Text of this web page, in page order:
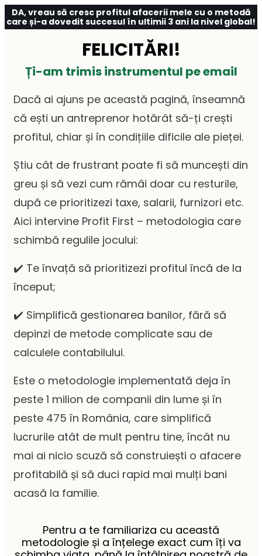
DA, vreau să cresc profitul afacerii mele cu o metodă
care și-a dovedit succesul în ultimii 3 ani la nivel global!
FELICITĂRI!
Ți-am trimis instrumentul pe email
Dacă ai ajuns pe această pagină, înseamnă
că ești un antreprenor hotărât să-ți crești
profitul, chiar și în condițiile dificile ale pieței.
Știu cât de frustrant poate fi să muncești din
greu și să vezi cum rămâi doar cu resturile,
după ce prioritizezi taxe, salarii, furnizori etc.
Aici intervine Profit First – metodologia care
schimbă regulile jocului:
✔️ Te învață să prioritizezi profitul încă de la
început;
✔️ Simplifică gestionarea banilor, fără să
depinzi de metode complicate sau de
calculele contabilului.
Este o metodologie implementată deja în
peste 1 milion de companii din lume și în
peste 475 în România, care simplifică
lucrurile atât de mult pentru tine, încât nu
mai ai nicio scuză să construiești o afacere
profitabilă și să duci rapid mai mulți bani
acasă la familie.
Pentru a te familiariza cu această
metodologie și a înțelege exact cum îți va